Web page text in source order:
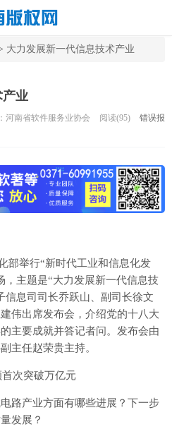
大力发展新一代信息技术产业
产业
河南省软件服务业协会 阅读(95)
错误报
部举行“新时代工业和信息化发
，主题是“大力发展新一代信息技
信息司司长乔跃山、副司长徐文
伟出席发布会，介绍党的十八大
主要成就并答记者问。发布会由
主任赵荣贵主持。
次突破万亿元
路产业方面有哪些进展？下一步
发展？